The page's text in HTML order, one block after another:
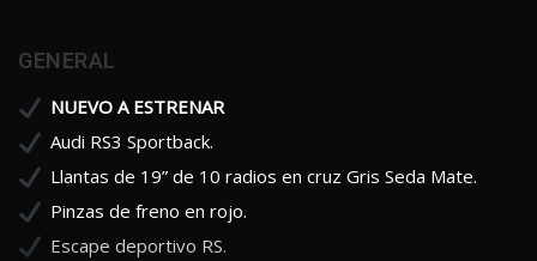
GENERAL
NUEVO A ESTRENAR
Audi RS3 Sportback.
Llantas de 19” de 10 radios en cruz Gris Seda Mate.
Pinzas de freno en rojo.
Escape deportivo RS.